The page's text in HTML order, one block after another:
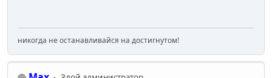
никогда не останавливайся на достигнутом!